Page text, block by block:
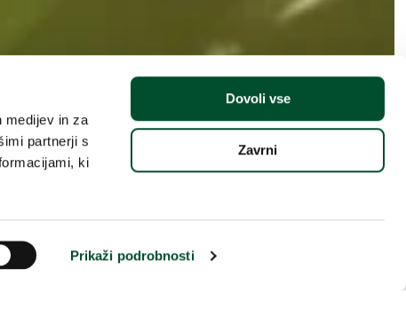
medijev in za
partnerji s
ki
Prikaži podrobnosti
Dovoli vse
Zavrni